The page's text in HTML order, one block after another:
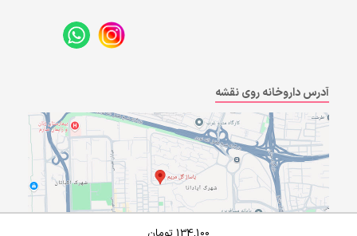
آدرس داروخانه روی نقشه